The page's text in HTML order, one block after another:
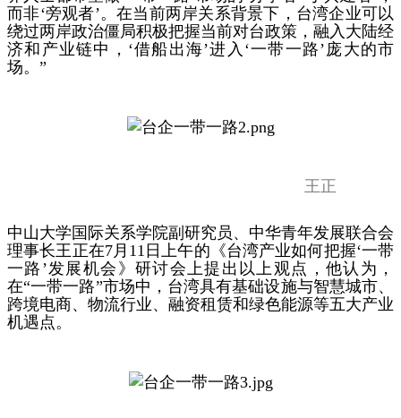
而非‘旁观者’。在当前两岸关系背景下，台湾企业可以
绕过两岸政治僵局积极把握当前对台政策，融入大陆经
济和产业链中，‘借船出海’进入‘一带一路’庞大的市
场。”
王正
中山大学国际关系学院副研究员、中华青年发展联合会
理事长王正在7月11日上午的《台湾产业如何把握‘一带
一路’发展机会》研讨会上提出以上观点，他认为，
在“一带一路”市场中，台湾具有基础设施与智慧城市、
跨境电商、物流行业、融资租赁和绿色能源等五大产业
机遇点。